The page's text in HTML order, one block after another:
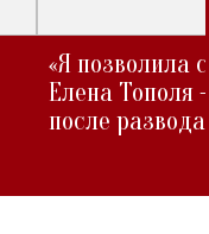
«Я позволила
Елена Тополя
после развода